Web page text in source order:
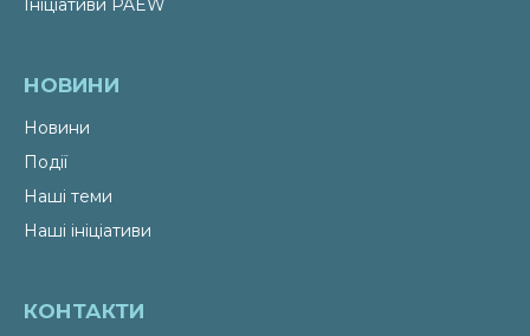
Ініціативи PAEW
НОВИНИ
Новини
Події
Наші теми
Наші ініціативи
КОНТАКТИ